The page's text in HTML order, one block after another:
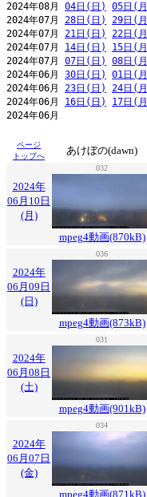
2024年08月 04日(日) 05日(
2024年07月 28日(日) 29日(
2024年07月 21日(日) 22日(
2024年07月 14日(日) 15日(
2024年07月 07日(日) 08日(
2024年06月 30日(日) 01日(
2024年06月 23日(日) 24日(
2024年06月 16日(日) 17日(
2024年06
ページ
トップへ
あけぼの(dawn)
032
2024年
06月10日
(月)
mpeg4動画(870kB)
036
2024年
06月09日
(日)
mpeg4動画(873kB)
031
2024年
06月08日
(土)
mpeg4動画(901kB)
034
2024年
06月07日
(金)
mpeg4動画(871kB)